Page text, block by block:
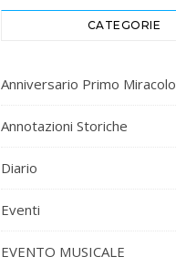
CATEGORIE
Anniversario Primo Miracolo
Annotazioni Storiche
Diario
Eventi
EVENTO MUSICALE